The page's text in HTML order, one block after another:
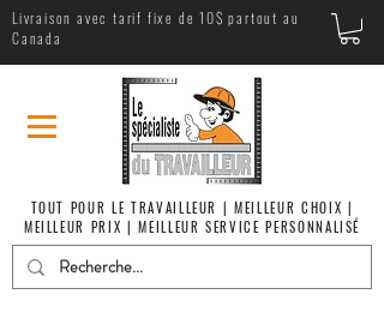
Livraison avec tarif fixe de 10$ partout au
Canada
TOUT POUR LE TRAVAILLEUR | MEILLEUR CHOIX |
MEILLEUR PRIX | MEILLEUR SERVICE PERSONNALISÉ